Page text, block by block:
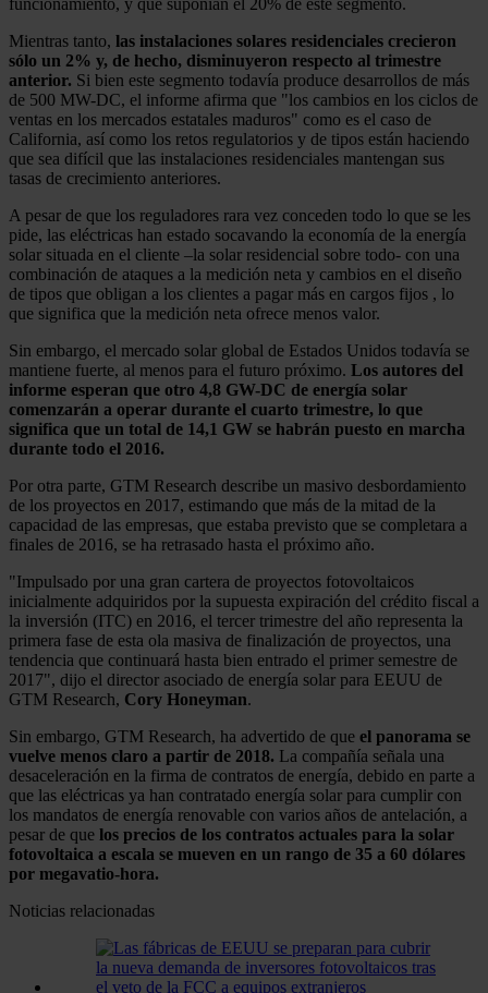
Mientras tanto, las instalaciones solares residenciales crecieron
sólo un 2% y, de hecho, disminuyeron respecto al trimestre
anterior. Si bien este segmento todavía produce desarrollos de más
de 500 MW-DC, el informe afirma que "los cambios en los ciclos de
ventas en los mercados estatales maduros" como es el caso de
California, así como los retos regulatorios y de tipos están haciendo
que sea difícil que las instalaciones residenciales mantengan sus
tasas de crecimiento anteriores.
A pesar de que los reguladores rara vez conceden todo lo que se les
pide, las eléctricas han estado socavando la economía de la energía
solar situada en el cliente –la solar residencial sobre todo- con una
combinación de ataques a la medición neta y cambios en el diseño
de tipos que obligan a los clientes a pagar más en cargos fijos , lo
que significa que la medición neta ofrece menos valor.
Sin embargo, el mercado solar global de Estados Unidos todavía se
mantiene fuerte, al menos para el futuro próximo. Los autores del
informe esperan que otro 4,8 GW-DC de energía solar
comenzarán a operar durante el cuarto trimestre, lo que
significa que un total de 14,1 GW se habrán puesto en marcha
durante todo el 2016.
Por otra parte, GTM Research describe un masivo desbordamiento
de los proyectos en 2017, estimando que más de la mitad de la
capacidad de las empresas, que estaba previsto que se completara a
finales de 2016, se ha retrasado hasta el próximo año.
"Impulsado por una gran cartera de proyectos fotovoltaicos
inicialmente adquiridos por la supuesta expiración del crédito fiscal a
la inversión (ITC) en 2016, el tercer trimestre del año representa la
primera fase de esta ola masiva de finalización de proyectos, una
tendencia que continuará hasta bien entrado el primer semestre de
2017", dijo el director asociado de energía solar para EEUU de
GTM Research, Cory Honeyman.
Sin embargo, GTM Research, ha advertido de que el panorama se
vuelve menos claro a partir de 2018. La compañía señala una
desaceleración en la firma de contratos de energía, debido en parte a
que las eléctricas ya han contratado energía solar para cumplir con
los mandatos de energía renovable con varios años de antelación, a
pesar de que los precios de los contratos actuales para la solar
fotovoltaica a escala se mueven en un rango de 35 a 60 dólares
por megavatio-hora.
Noticias relacionadas